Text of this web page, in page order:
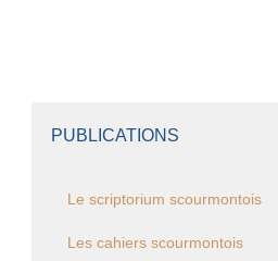
PUBLICATIONS
Le scriptorium scourmontois
Les cahiers scourmontois